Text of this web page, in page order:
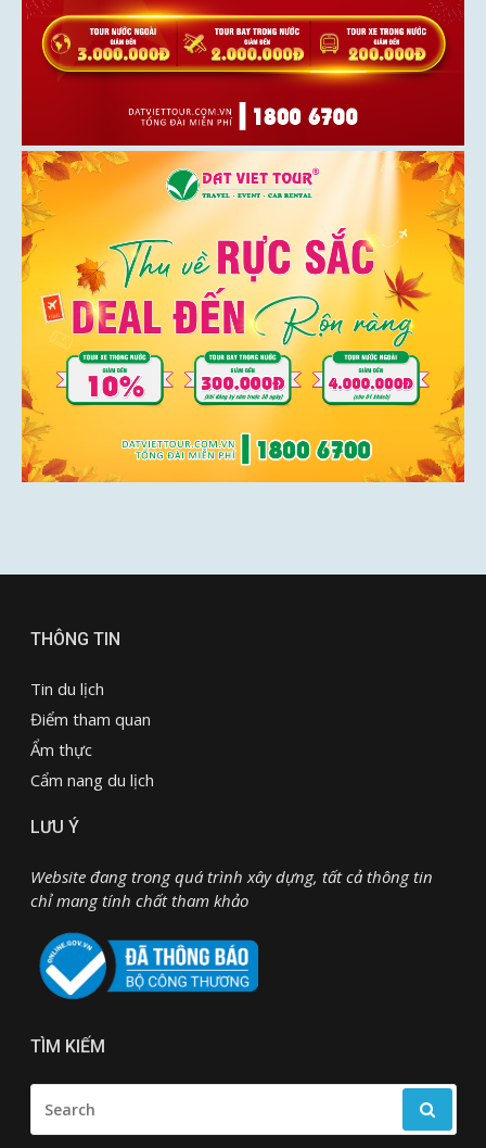
THÔNG TIN
Tin du lịch
Điểm tham quan
Ẩm thực
Cẩm nang du lịch
LƯU Ý
Website đang trong quá trình xây dựng, tất cả thông tin
chỉ mang tính chất tham khảo
TÌM KIẾM
FOR: